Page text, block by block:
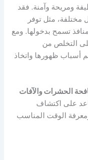
ومريحة وآمنة. فقد
مثل توفر
تسمح بدخولها. ومع
التخلص من
أسباب ظهورها واتخاذ
الحشرات والآفات
على اكتشاف
الوقت المناسب